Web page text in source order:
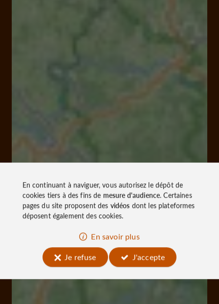
En continuant à naviguer, vous autorisez le dépôt de
cookies tiers à des fins de mesure d'audience. Certaines
pages du site proposent des vidéos dont les plateformes
déposent également des cookies.
En savoir plus
Je refuse
J'accepte